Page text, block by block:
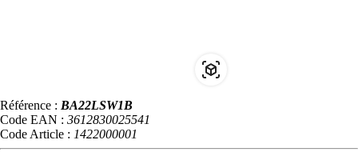
Référence : BA22LSW1B
Code EAN : 3612830025541
Code Article : 1422000001